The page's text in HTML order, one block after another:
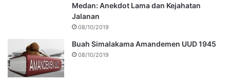
Medan: Anekdot Lama dan Kejahatan
Jalanan
08/10/2019
Buah Simalakama Amandemen UUD 1945
08/10/2019